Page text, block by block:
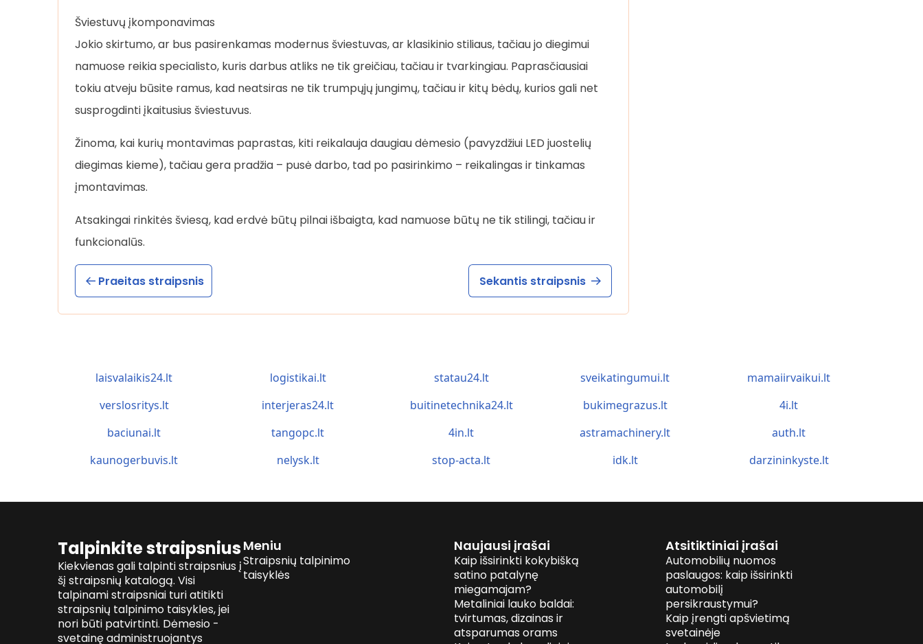
Šviestuvų įkomponavimas
Jokio skirtumo, ar bus pasirenkamas modernus šviestuvas, ar klasikinio stiliaus, tačiau jo diegimui
namuose reikia specialisto, kuris darbus atliks ne tik greičiau, tačiau ir tvarkingiau. Paprasčiausiai
tokiu atveju būsite ramus, kad neatsiras ne tik trumpųjų jungimų, tačiau ir kitų bėdų, kurios gali net
susprogdinti įkaitusius šviestuvus.
Žinoma, kai kurių montavimas paprastas, kiti reikalauja daugiau dėmesio (pavyzdžiui LED juostelių
diegimas kieme), tačiau gera pradžia – pusė darbo, tad po pasirinkimo – reikalingas ir tinkamas
įmontavimas.
Atsakingai rinkitės šviesą, kad erdvė būtų pilnai išbaigta, kad namuose būtų ne tik stilingi, tačiau ir
funkcionalūs.
Praeitas straipsnis Sekantis straipsnis
laisvalaikis24.lt logistikai.lt statau24.lt sveikatingumui.lt
mamaiirvaikui.lt
verslosritys.lt
interjeras24.lt buitinetechnika24.lt bukimegrazus.lt
4i.lt
baciunai.lt
tangopc.lt 4in.lt astramachinery.lt
auth.lt
kaunogerbuvis.lt
nelysk.lt stop-acta.lt idk.lt darzininkyste.lt
Talpinkite straipsnius
Kiekvienas gali talpinti straipsnius į
šį straipsnių katalogą. Visi
talpinami straipsniai turi atitikti
straipsnių talpinimo taisykles, jei
nori būti patvirtinti. Dėmesio -
svetainę administruojantys
Meniu
Straipsnių talpinimo
taisyklės
Naujausi įrašai
Kaip išsirinkti kokybišką
satino patalynę
miegamajam?
Metaliniai lauko baldai:
tvirtumas, dizainas ir
atsparumas orams
Atsitiktiniai įrašai
Automobilių nuomos
paslaugos: kaip išsirinkti
automobilį
persikraustymui?
Kaip įrengti apšvietimą
svetainėje